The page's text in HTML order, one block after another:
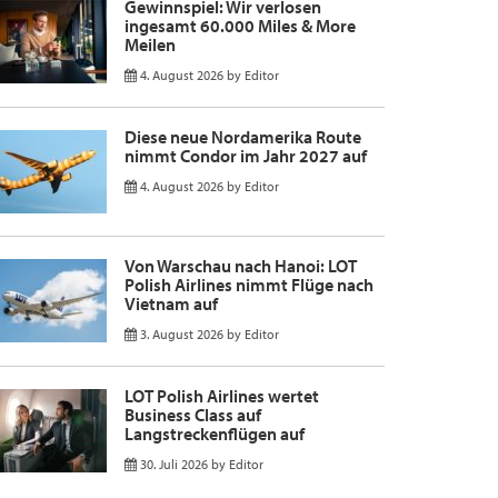
Gewinnspiel: Wir verlosen
ingesamt 60.000 Miles & More
Meilen
4. August 2026 by Editor
Diese neue Nordamerika Route
nimmt Condor im Jahr 2027 auf
4. August 2026 by Editor
Von Warschau nach Hanoi: LOT
Polish Airlines nimmt Flüge nach
Vietnam auf
3. August 2026 by Editor
LOT Polish Airlines wertet
Business Class auf
Langstreckenflügen auf
30. Juli 2026 by Editor